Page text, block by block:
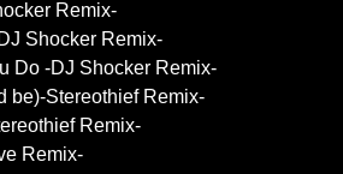
Remix-
Shocker Remix-
Do -DJ Shocker Remix-
be)-Stereothief Remix-
Remix-
Remix-